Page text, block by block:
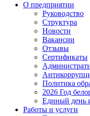
О предприятии
Руководство
Структура
Новости
Вакансии
Отзывы
Сертификаты
Политика
2026 Год
Единый день
Работы и услуги